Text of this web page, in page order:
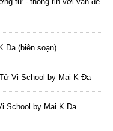
Đa (biên soạn)
Vi School by Mai K Đa
School by Mai K Đa